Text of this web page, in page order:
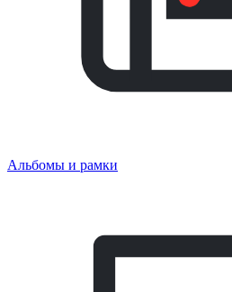
Альбомы и рамки